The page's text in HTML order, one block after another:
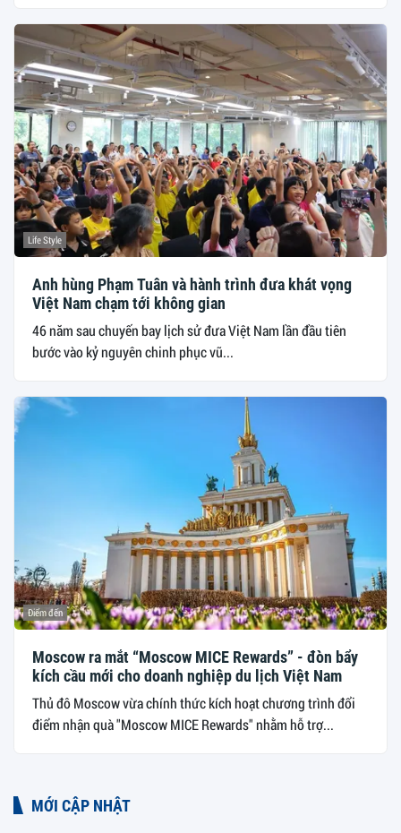
Life Style
Anh hùng Phạm Tuân và hành trình đưa khát vọng
Việt Nam chạm tới không gian
46 năm sau chuyến bay lịch sử đưa Việt Nam lần đầu tiên
bước vào kỷ nguyên chinh phục vũ...
Điểm đến
Moscow ra mắt “Moscow MICE Rewards” - đòn bẩy
kích cầu mới cho doanh nghiệp du lịch Việt Nam
Thủ đô Moscow vừa chính thức kích hoạt chương trình đổi
điểm nhận quà "Moscow MICE Rewards" nhằm hỗ trợ...
MỚI CẬP NHẬT